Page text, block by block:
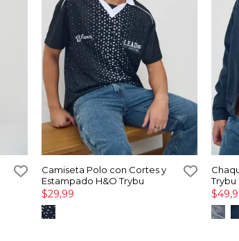
Camiseta Polo con Cortes y
Estampado H&O Trybu
$29,99
Trybu